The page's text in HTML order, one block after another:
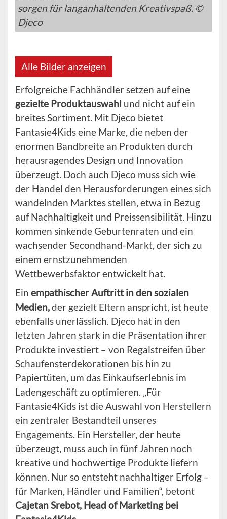
sorgen für langanhaltenden Kreativspaß. ©
Djeco
Alle Bilder anzeigen
Erfolgreiche Fachhändler setzen auf eine
gezielte Produktauswahl und nicht auf ein
breites Sortiment. Mit Djeco bietet
Fantasie4Kids eine Marke, die neben der
enormen Bandbreite an Produkten durch
herausragendes Design und Innovation
überzeugt. Doch auch Djeco muss sich wie
der Handel den Herausforderungen eines sich
wandelnden Marktes stellen, etwa in Bezug
auf Nachhaltigkeit und Preissensibilität. Hinzu
kommen sinkende Geburtenraten und ein
wachsender Secondhand-Markt, der sich zu
einem ernstzunehmenden
Wettbewerbsfaktor entwickelt hat.
Ein empathischer Auftritt in den sozialen
Medien,der gezielt Eltern anspricht, ist heute
ebenfalls unerlässlich. Djeco hat in den
letzten Jahren stark in die Präsentation ihrer
Produkte investiert – von Regalstreifen über
Schaufensterdekorationen bis hin zu
Papiertüten, um das Einkaufserlebnis im
Ladengeschäft zu optimieren. „Für
Fantasie4Kids ist die Auswahl von Herstellern
ein zentraler Bestandteil unseres
Engagements. Ein Hersteller, der heute
überzeugt, muss auch in fünf Jahren noch
kreative und hochwertige Produkte liefern
können. Nur so entsteht nachhaltiger Erfolg –
für Marken, Händler und Familien“, betont
Cajetan Srebot, Head of Marketing bei